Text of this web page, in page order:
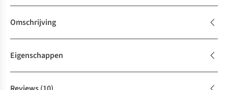
Omschrijving
Eigenschappen